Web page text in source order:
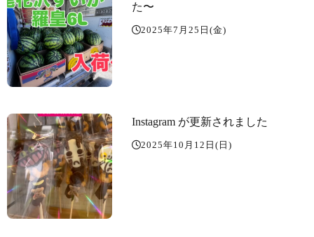
た〜
2025年7月25日(金)
Instagram が更新されました
2025年10月12日(日)